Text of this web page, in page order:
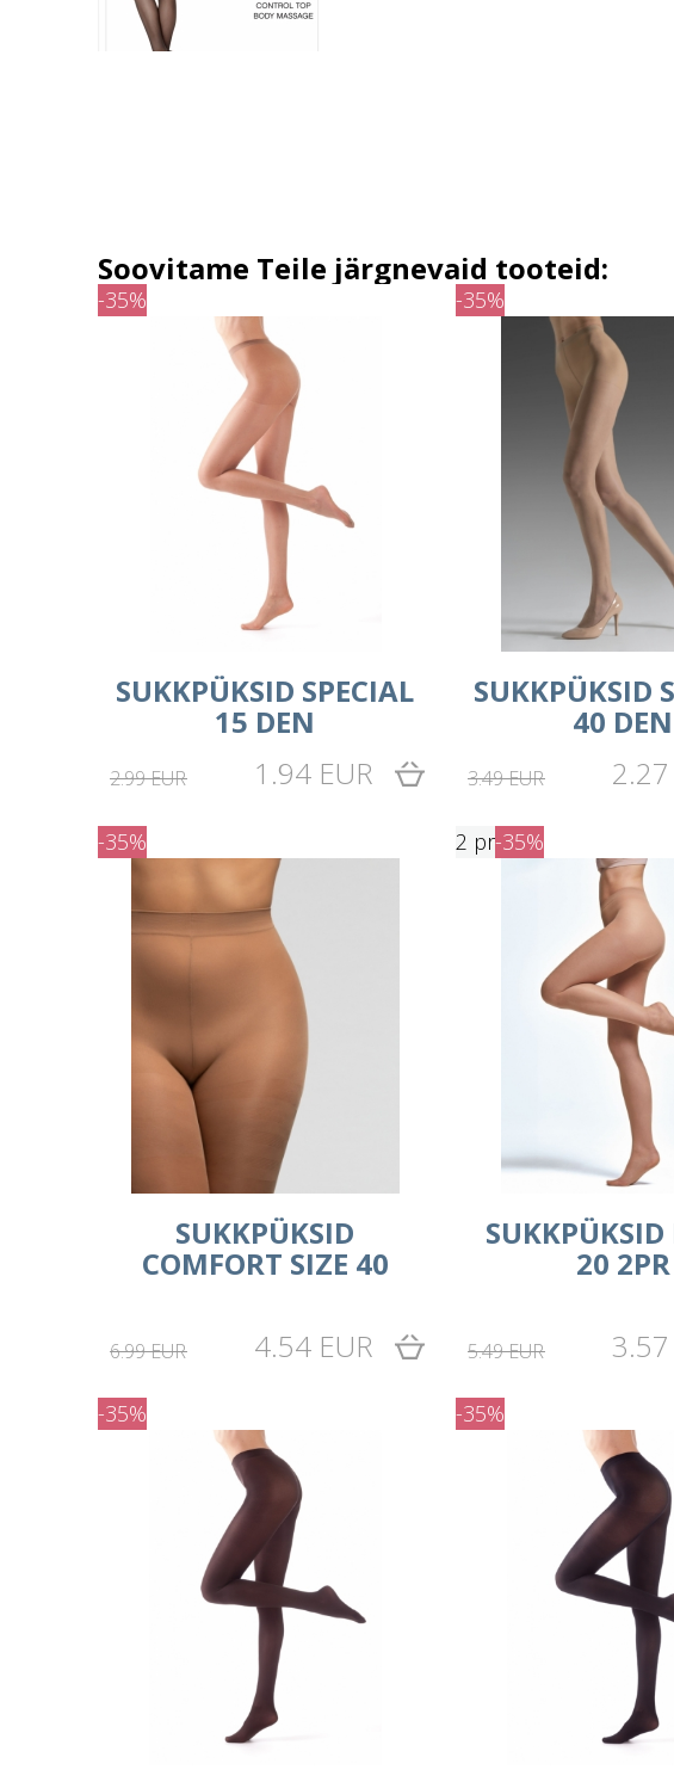
Soovitame Teile järgnevaid tooteid:
-35%
SUKKPÜKSID SPECIAL
15 DEN
2.99 EUR 1.94 EUR
-35%
SUKKPÜKSID
40 DEN
3.49 EUR 2.27
-35%
SUKKPÜKSID
COMFORT SIZE 40
6.99 EUR 4.54 EUR
2 pr-35%
SUKKPÜKSID
20 2PR
5.49 EUR 3.57
-35% -35%